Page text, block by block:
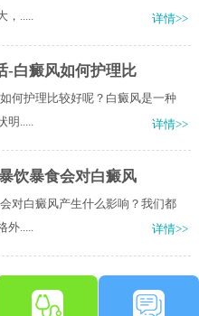
，.....
详情>>
-白癜风如何护理比
何护理比较好呢？白癜风是一种
.....
详情>>
饮暴食会对白癜风
对白癜风产生什么影响？我们都
.....
详情>>